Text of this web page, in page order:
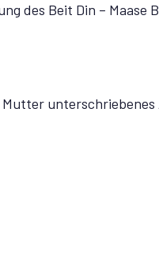
des Beit Din – Maase